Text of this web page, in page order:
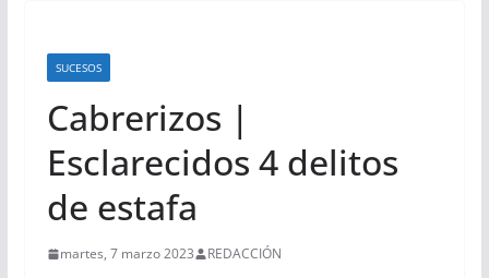
SUCESOS
Cabrerizos |
Esclarecidos 4 delitos
de estafa
martes, 7 marzo 2023 REDACCIÓN